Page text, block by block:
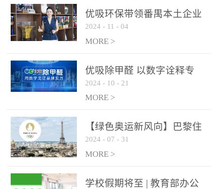
优吸环保带领番禺本​土企业
勇敢破局向“新”
2024 - 11 - 04
MORE >
优吸除甲醛 以数字诠释专
业，尽显除醛品牌实力！
2024 - 10 - 21
MORE >
【绿色奥运新风向】巴黎住
宿风波：优吸环保共建健康
绿色家居
2024 - 07 - 31
MORE >
学校假期将至 | 教育部办公